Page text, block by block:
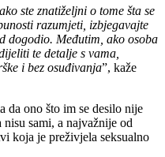
ste znatiželjni o tome šta se
razumjeti, izbjegavajte
dogodio. Međutim, ako osoba
te detalje s vama,
i bez osuđivanja”, kaže
da ono što im se desilo nije
sami, a najvažnije od
koja je preživjela seksualno